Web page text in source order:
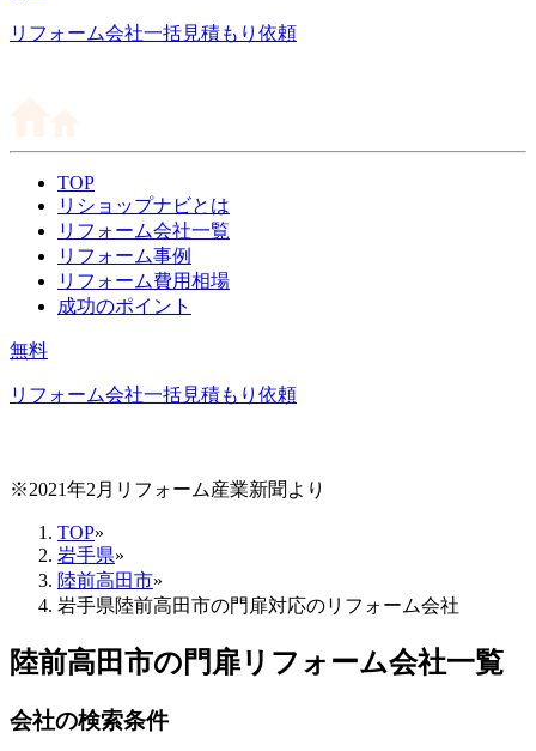
リフォーム会社一括見積もり依頼
TOP
リショップナビとは
リフォーム会社一覧
リフォーム事例
リフォーム費用相場
成功のポイント
無料
リフォーム会社一括見積もり依頼
※2021年2月リフォーム産業新聞より
TOP»
岩手県»
陸前高田市»
岩手県陸前高田市の門扉対応のリフォーム会社
陸前高田市の門扉リフォーム会社一覧
会社の検索条件